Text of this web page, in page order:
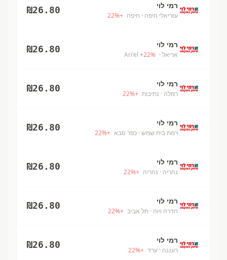
רמי לוי
עזריאלי חיפה · חיפה +
22%
₪26.80
רמי לוי
אריאל · Ari'el
+22%
₪26.80
רמי לוי
רמלה · נתיבות +
22%
₪26.80
רמי לוי
רמת בית שמש · כפר סבא +
22%
₪26.80
רמי לוי
נהריה · נהריה +
22%
₪26.80
רמי לוי
חדרה ויוה · תל אביב +
22%
₪26.80
רמי לוי
רעננה · ערד +
22%
₪26.80